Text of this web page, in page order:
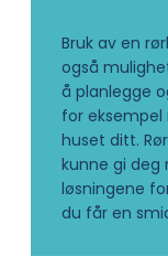
Bruk av en
også
å planlegge
for eksempel
huset ditt.
kunne gi deg
løsningene
du får en